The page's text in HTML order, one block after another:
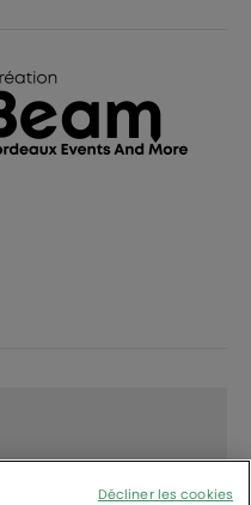
Décliner les cookies